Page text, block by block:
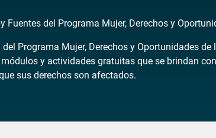
Fuentes del Programa Mujer, Derechos y
Programa Mujer, Derechos y Oportunidades
y actividades gratuitas que se brindan
sus derechos son afectados.